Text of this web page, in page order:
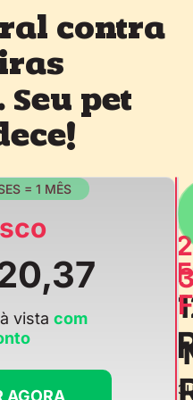
contra
pet
= 1 MÊS
vista com
AGORA
2